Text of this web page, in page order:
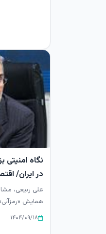
نگاه امنیتی
در ایران/
و کاهش
علی ربیعی،
همایش
تاریخی برای بازتع...
۱۴۰۴/۰۹/۱۸